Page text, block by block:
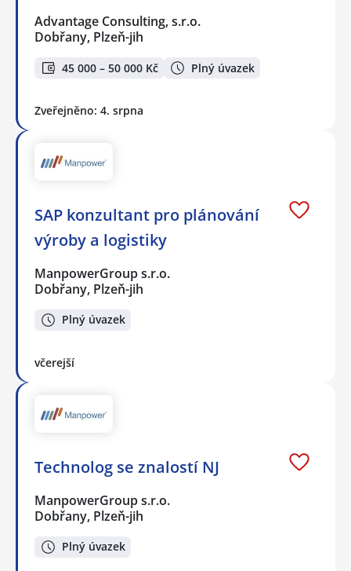
Advantage Consulting, s.r.o.
Dobřany, Plzeň-jih
45 000 – 50 000 Kč Plný úvazek
Zveřejněno: 4. srpna
SAP konzultant pro plánování
výroby a logistiky
ManpowerGroup s.r.o.
Dobřany, Plzeň-jih
Plný úvazek
včerejší
Technolog se znalostí NJ
ManpowerGroup s.r.o.
Dobřany, Plzeň-jih
Plný úvazek